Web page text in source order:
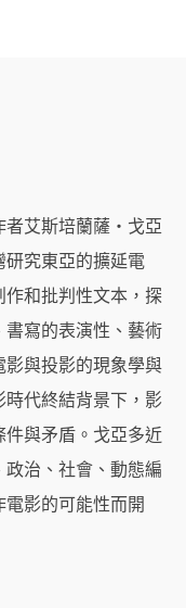
艾斯培蘭薩・戈亞
研究東亞的擴延電
和批判性文本，探
寫的表演性、藝術
與投影的現象學與
代終結背景下，影
與矛盾。戈亞多近
治、社會、動態編
影的可能性而開